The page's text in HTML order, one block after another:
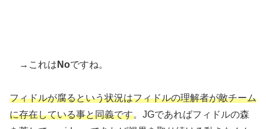
→これは Noですね。
フィドルが腐るという状況はフィドルの理解者が敵チーム
に存在している事と同義です。JGであればフィドルの森